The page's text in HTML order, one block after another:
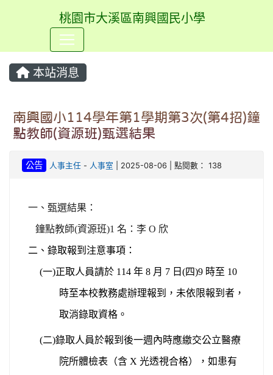
桃園市大溪區南興國民小學
本站消息
南興國小114學年第1學期第3次(第4招)鐘
點教師(資源班)甄選結果
公告 人事主任- 人事室 | 2025-08-06 | 點閱數： 138
一、甄選結果：
鐘點教師(資源班)1 名：李 O 欣
二、錄取報到注意事項：
(一)正取人員請於 114 年 8 月 7 日(四)9 時至 10
時至本校教務處辦理報到，未依限報到者，
取消錄取資格。
(二)錄取人員於報到後一週內時應繳交公立醫療
院所體檢表（含 X 光透視合格），如患有